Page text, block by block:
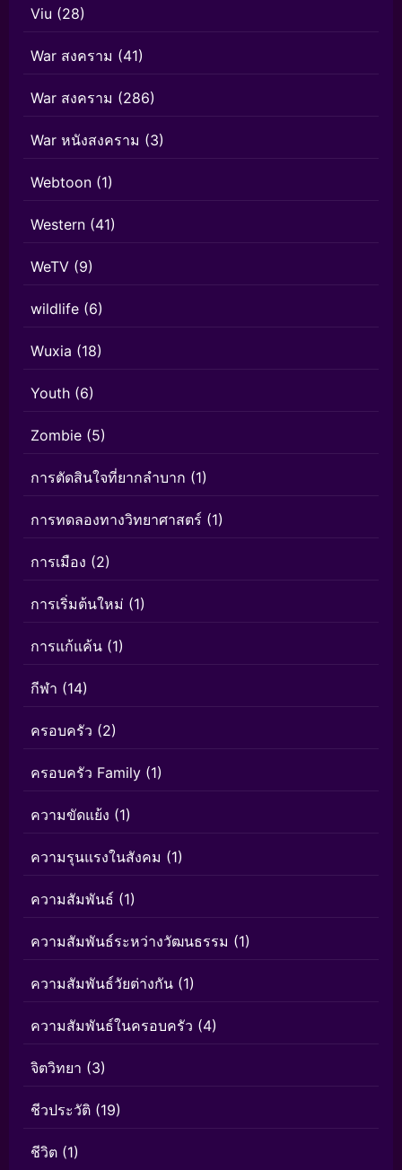
Viu (28)
War สงคราม (41)
War สงคราม (286)
War หนังสงคราม (3)
Webtoon (1)
Western (41)
WeTV (9)
wildlife (6)
Wuxia (18)
Youth (6)
Zombie (5)
การตัดสินใจที่ยากลำบาก (1)
การทดลองทางวิทยาศาสตร์ (1)
การเมือง (2)
การเริ่มต้นใหม่ (1)
การแก้แค้น (1)
กีฬา (14)
ครอบครัว (2)
ครอบครัว Family (1)
ความขัดแย้ง (1)
ความรุนแรงในสังคม (1)
ความสัมพันธ์ (1)
ความสัมพันธ์ระหว่างวัฒนธรรม (1)
ความสัมพันธ์วัยต่างกัน (1)
ความสัมพันธ์ในครอบครัว (4)
จิตวิทยา (3)
ชีวประวัติ (19)
ชีวิต (1)